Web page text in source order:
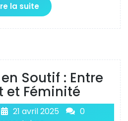
la suite
Soutif : Entre
et Féminité
21 avril 2025
0